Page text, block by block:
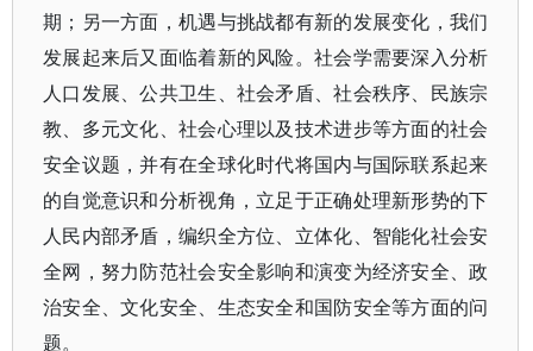
期；另一方面，机遇与挑战都有新的发展变化，我们
发展起来后又面临着新的风险。社会学需要深入分析
人口发展、公共卫生、社会矛盾、社会秩序、民族宗
教、多元文化、社会心理以及技术进步等方面的社会
安全议题，并有在全球化时代将国内与国际联系起来
的自觉意识和分析视角，立足于正确处理新形势的下
人民内部矛盾，编织全方位、立体化、智能化社会安
全网，努力防范社会安全影响和演变为经济安全、政
治安全、文化安全、生态安全和国防安全等方面的问
题。